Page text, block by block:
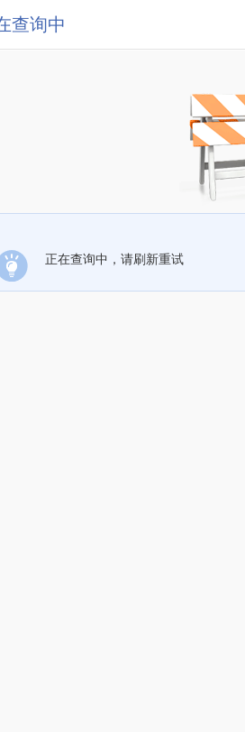
查询中
正在查询中，请刷新重试